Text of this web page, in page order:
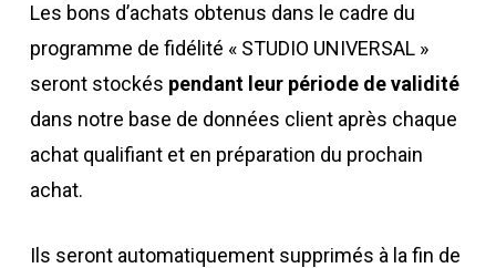
Les bons d’achats obtenus dans le cadre du
programme de fidélité « STUDIO UNIVERSAL »
seront stockés pendant leur période de validité
dans notre base de données client après chaque
achat qualifiant et en préparation du prochain
achat.
Ils seront automatiquement supprimés à la fin de